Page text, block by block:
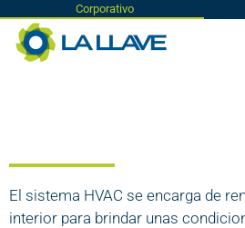
Corporativo
El sistema HVAC se encarga de
interior para brindar unas